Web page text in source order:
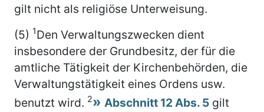
gilt nicht als religiöse Unterweisung.
(5) 1Den Verwaltungszwecken dient
insbesondere der Grundbesitz, der für die
amtliche Tätigkeit der Kirchenbehörden, die
Verwaltungstätigkeit eines Ordens usw.
benutzt wird. 2 Abschnitt 12 Abs. 5 gilt